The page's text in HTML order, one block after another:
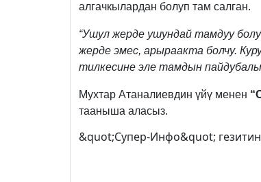
алгачкылардан болуп там салган.
“Ушул жерде ушундай тамдуу
жерде эмес, арыраакта болчу.
тилкесине эле тамдын
Мухтар Атаналиевдин үйү менен
тааныша аласыз.
&quot;Супер-Инфо&quot;